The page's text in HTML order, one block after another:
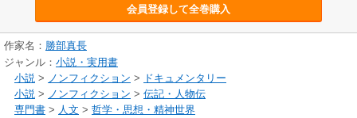
会員登録して全巻購入
作家名： 勝部真長
ジャンル： 小説・実用書
小説 > ノンフィクション > ドキュメンタリー
小説 > ノンフィクション > 伝記・人物伝
専門書 > 人文 > 哲学・思想・精神世界